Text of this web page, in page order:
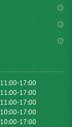
11:00-17:00
11:00-17:00
11:00-17:00
10:00-17:00
10:00-17:00